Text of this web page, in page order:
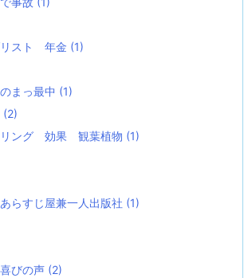
スト 年金 (1)
まっ最中 (1)
(2)
リング 効果 観葉植物 (1)
らすじ屋兼一人出版社 (1)
びの声 (2)